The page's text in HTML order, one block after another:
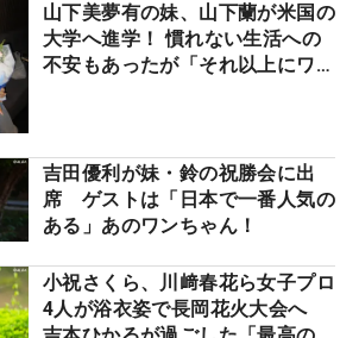
山下美夢有の妹、山下蘭が米国の
大学へ進学！ 慣れない生活への
不安もあったが「それ以上にワク
吉田優利が妹・鈴の祝勝会に出
席 ゲストは「日本で一番人気の
ある」あのワンちゃん！
小祝さくら、川﨑春花ら女子プロ
4人が浴衣姿で長岡花火大会へ